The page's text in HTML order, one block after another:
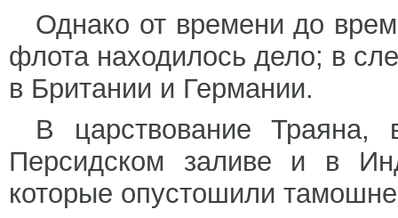
Однако от времени до
флота находилось дело; в
в Британии и Германии.
В царствование Траяна,
Персидском заливе и в
которые опустошили